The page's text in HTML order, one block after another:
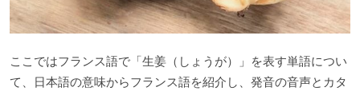
ここではフランス語で「生姜（しょうが）」を表す単語につい
て、日本語の意味からフランス語を紹介し、発音の音声とカタ